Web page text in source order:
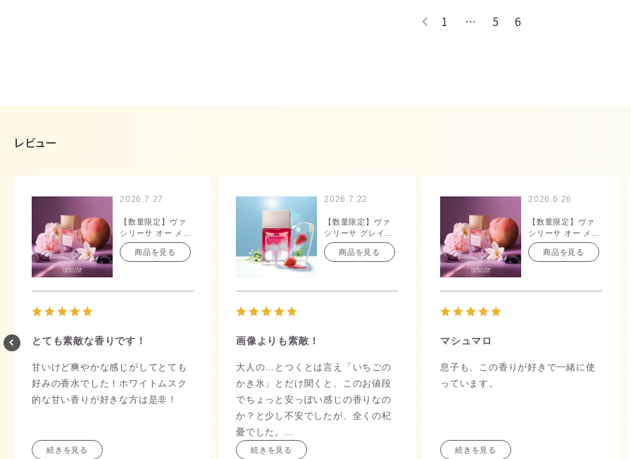
1 … 5 6
レビュー
2026.7.27
【数量限定】ヴァ
シリーサ オー メロ
ウ オードパルファ
ム 40mL商品を見る
とても素敵な香りです！
甘いけど爽やかな感じがしてとても
好みの香水でした！ホワイトムスク
的な甘い香りが好きな方は是非！
続きを見る
2026.7.22
【数量限定】ヴァ
シリーサ グレイス
ルージュ ノスタル
ジックアイス オー
商品を見る
画像よりも素敵！
大人の…とつくとは言え「いちごの
かき氷」とだけ聞くと、このお値段
でちょっと安っぽい感じの香りなの
か？と少し不安でしたが、全くの杞
憂でした。
夏につけていても甘ったるくない、
続きを見る
2026.6.26
【数量限定】ヴァ
シリーサ オー メロ
ウ オードパルファ
ム 40mL商品を見る
マシュマロ
息子も、この香りが好きで一緒に使
っています。
続きを見る